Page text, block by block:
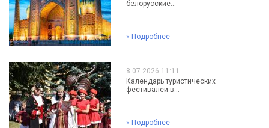
белорусские...
» Подробнее
8.07.2026 11:11
Календарь туристических
фестивалей в...
» Подробнее